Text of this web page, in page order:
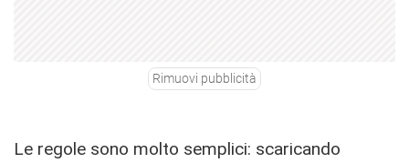
Rimuovi pubblicità
Le regole sono molto semplici: scaricando